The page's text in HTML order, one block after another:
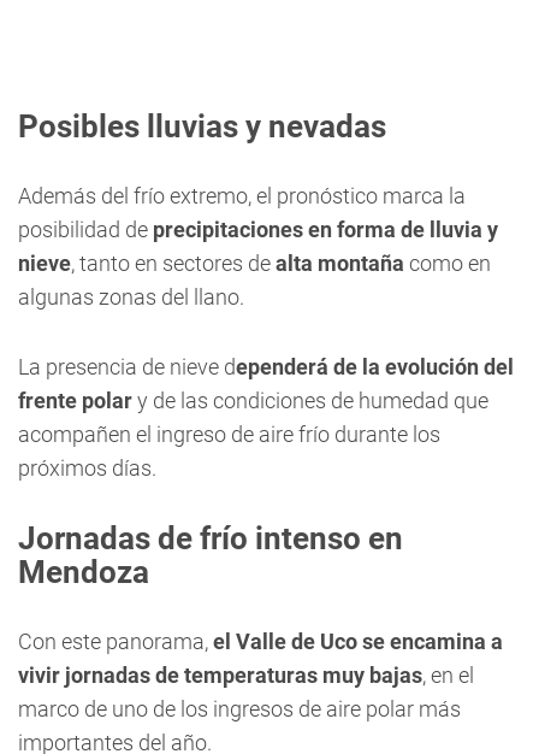
Posibles lluvias y nevadas
Además del frío extremo, el pronóstico marca la
posibilidad de precipitaciones en forma de lluvia y
nieve, tanto en sectores dealta montaña como en
algunas zonas del llano.
La presencia de nieve dependerá de la evolución del
frente polary de las condiciones de humedad que
acompañen el ingreso de aire frío durante los
próximos días.
Jornadas de frío intenso en
Mendoza
Con este panorama,el Valle de Uco se encamina a
vivir jornadas de temperaturas muy bajas, en el
marco de uno de los ingresos de aire polar más
importantes del año.